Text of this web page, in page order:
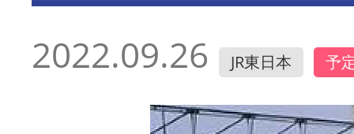
2022.09.26 JR東日本 予